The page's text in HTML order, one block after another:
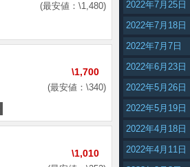
(最安値：\1,480)
\1,700
(最安値：\340)
\1,010
2022年7月25日
2022年7月18日
2022年7月7日
2022年6月23日
2022年5月26日
2022年5月19日
2022年4月18日
2022年4月11日